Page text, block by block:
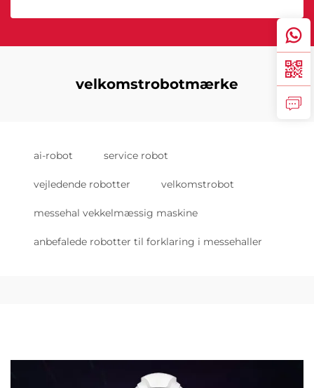
velkomstrobotmærke
ai-robot service robot
vejledende robotter velkomstrobot
messehal vekkelmæssig maskine
anbefalede robotter til forklaring i messehaller